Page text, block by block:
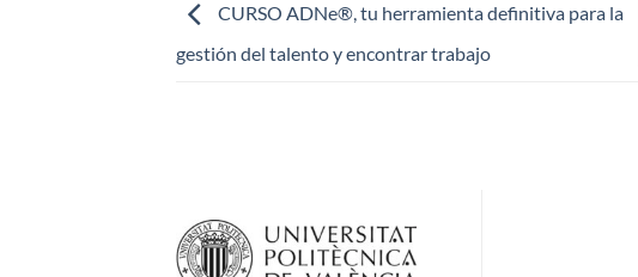
CURSO ADNe®, tu herramienta definitiva para la
gestión del talento y encontrar trabajo